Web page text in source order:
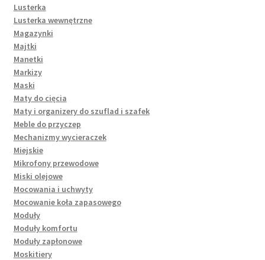
Lusterka
Lusterka wewnętrzne
Magazynki
Majtki
Manetki
Markizy
Maski
Maty do cięcia
Maty i organizery do szuflad i szafek
Meble do przyczep
Mechanizmy wycieraczek
Miejskie
Mikrofony przewodowe
Miski olejowe
Mocowania i uchwyty
Mocowanie koła zapasowego
Moduły
Moduły komfortu
Moduły zapłonowe
Moskitiery